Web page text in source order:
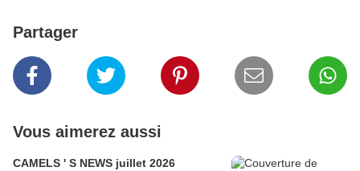
Partager
Vous aimerez aussi
CAMELS ' S NEWS juillet 2026